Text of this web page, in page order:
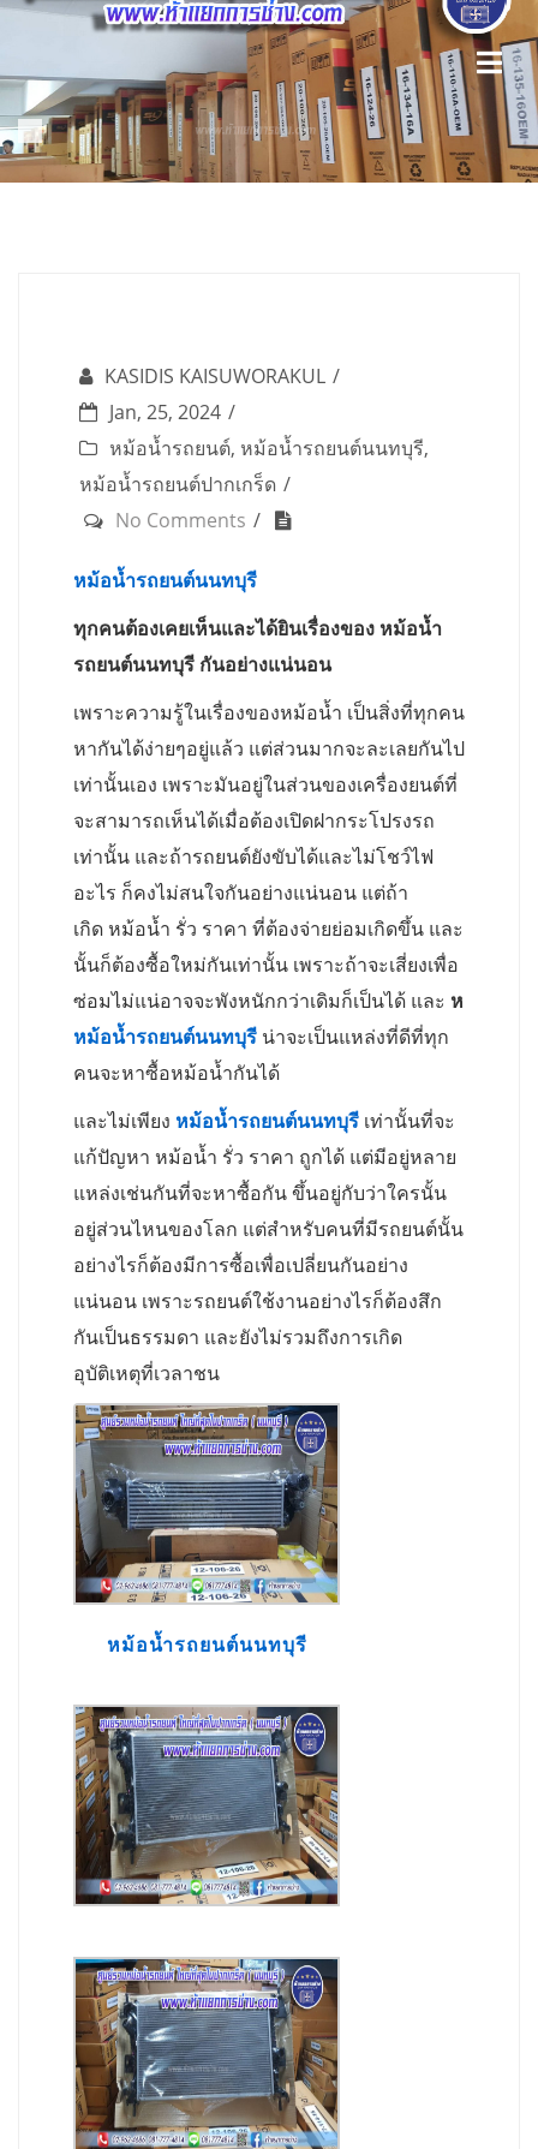
Skip
KASIDIS KAISUWORAKUL
Jan, 25, 2024
หม้อน้ำรถยนต์, หม้อน้ำรถยนต์นนทบุรี,
หม้อน้ำรถยนต์ปากเกร็ด
No Comments
หม้อน้ำรถยนต์นนทบุรี
ทุกคนต้องเคยเห็นและได้ยินเรื่องของ หม้อน้ำ
รถยนต์นนทบุรี กันอย่างแน่นอน
เพราะความรู้ในเรื่องของหม้อน้ำ เป็นสิ่งที่ทุกคน
หากันได้ง่ายๆอยู่แล้ว แต่ส่วนมากจะละเลยกันไป
เท่านั้นเอง เพราะมันอยู่ในส่วนของเครื่องยนต์ที่
จะสามารถเห็นได้เมื่อต้องเปิดฝากระโปรงรถ
เท่านั้น และถ้ารถยนต์ยังขับได้และไม่โชว์ไฟ
อะไร ก็คงไม่สนใจกันอย่างแน่นอน แต่ถ้า
เกิด หม้อน้ำ รั่ว ราคา ที่ต้องจ่ายย่อมเกิดขึ้น และ
นั้นก็ต้องซื้อใหม่กันเท่านั้น เพราะถ้าจะเสี่ยงเพื่อ
ซ่อมไม่แน่อาจจะพังหนักกว่าเดิมก็เป็นได้ และ ห
หม้อน้ำรถยนต์นนทบุรี น่าจะเป็นแหล่งที่ดีที่ทุก
คนจะหาซื้อหม้อน้ำกันได้
และไม่เพียง หม้อน้ำรถยนต์นนทบุรี เท่านั้นที่จะ
แก้ปัญหา หม้อน้ำ รั่ว ราคา ถูกได้ แต่มีอยู่หลาย
แหล่งเช่นกันที่จะหาซื้อกัน ขึ้นอยู่กับว่าใครนั้น
อยู่ส่วนไหนของโลก แต่สำหรับคนที่มีรถยนต์นั้น
อย่างไรก็ต้องมีการซื้อเพื่อเปลี่ยนกันอย่าง
แน่นอน เพราะรถยนต์ใช้งานอย่างไรก็ต้องสึก
กันเป็นธรรมดา และยังไม่รวมถึงการเกิด
อุบัติเหตุที่เวลาชน
หม้อน้ำรถยนต์นนทบุรี